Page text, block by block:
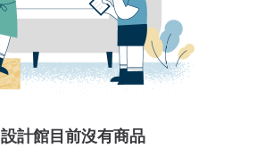
設計館目前沒有商品